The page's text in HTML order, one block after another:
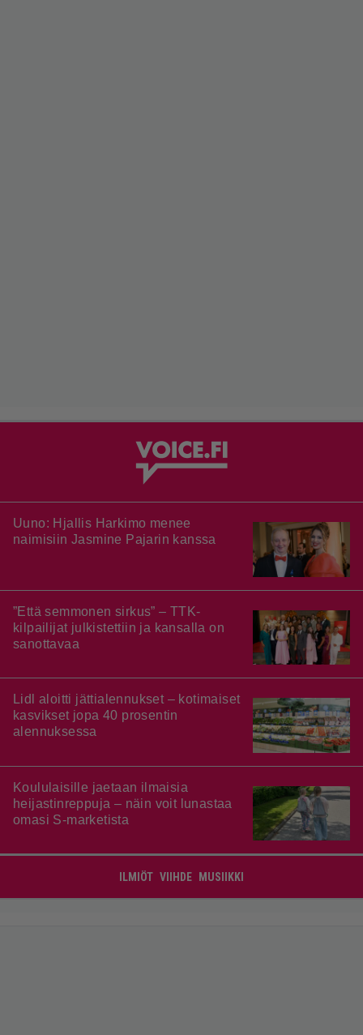
Uuno: Hjallis Harkimo menee
naimisiin Jasmine Pajarin kanssa
”Että semmonen sirkus” – TTK-
kilpailijat julkistettiin ja kansalla on
sanottavaa
Lidl aloitti jättialennukset – kotimaiset
kasvikset jopa 40 prosentin
alennuksessa
Koululaisille jaetaan ilmaisia
heijastinreppuja – näin voit lunastaa
omasi S-marketista
ILMIÖT VIIHDE MUSIIKKI